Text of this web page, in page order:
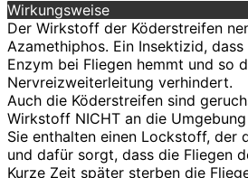
Wirkungsweise
Der Wirkstoff der Köderstreifen
Azamethiphos. Ein Insektizid,
Enzym bei Fliegen hemmt und so
Nervreizweiterleitung verhindert.
Auch die Köderstreifen sind
Wirkstoff NICHT an die
Sie enthalten einen Lockstoff, der
und dafür sorgt, dass die Fliegen
Kurze Zeit später sterben die